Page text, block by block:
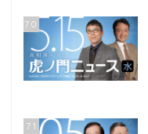
70
71